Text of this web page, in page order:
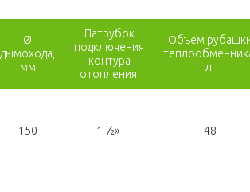
Ø
дымохода,
мм
Патрубок
подключения
контура
отопления
Объем
л
150 1 ½» 48